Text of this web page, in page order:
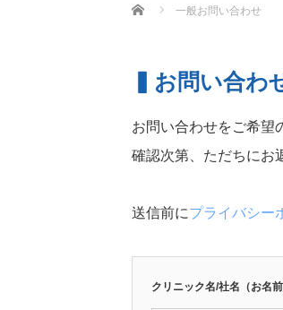
Home 一般お問い合わせ
お問い合わ
お問い合わせをご希望
確認次第、ただちにお
送信前にプライバシー
クリニック名/社名（お名前